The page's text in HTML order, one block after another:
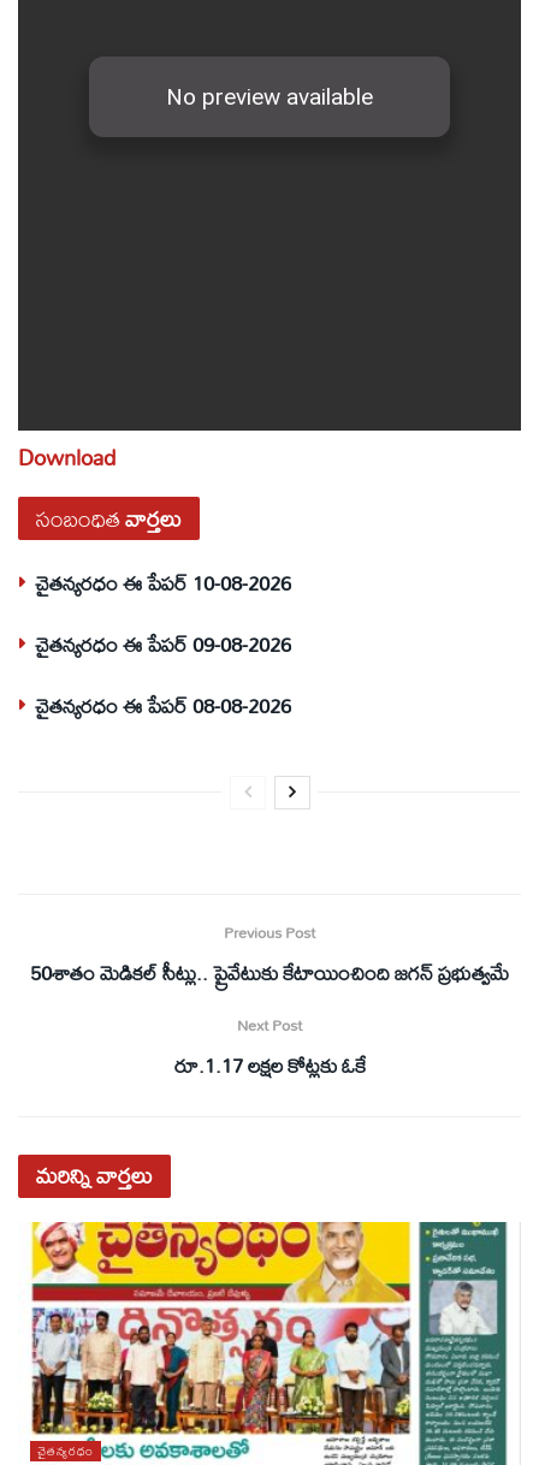
Download
సంబంధితవార్తలు
చైతన్యరధం ఈ పేపర్ 10-08-2026
చైతన్యరధం ఈ పేపర్ 09-08-2026
చైతన్యరధం ఈ పేపర్ 08-08-2026
Previous Post
50శాతం మెడికల్ సీట్లు.. ప్రైవేటుకు కేటాయించింది జగన్ ప్రభుత్వమే
Next Post
రూ.1.17 లక్షల కోట్లకు ఓకే
మరిన్నివార్తలు
చైతన్యరధం